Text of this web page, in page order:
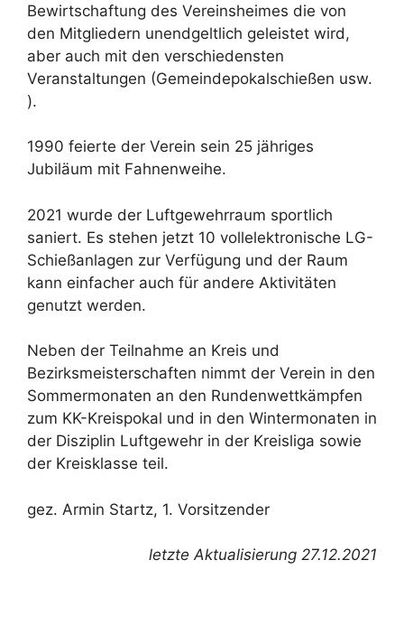
Bewirtschaftung des Vereinsheimes die von
den Mitgliedern unendgeltlich geleistet wird,
aber auch mit den verschiedensten
Veranstaltungen (Gemeindepokalschießen usw.
).
1990 feierte der Verein sein 25 jähriges
Jubiläum mit Fahnenweihe.
2021 wurde der Luftgewehrraum sportlich
saniert. Es stehen jetzt 10 vollelektronische LG-
Schießanlagen zur Verfügung und der Raum
kann einfacher auch für andere Aktivitäten
genutzt werden.
Neben der Teilnahme an Kreis und
Bezirksmeisterschaften nimmt der Verein in den
Sommermonaten an den Rundenwettkämpfen
zum KK-Kreispokal und in den Wintermonaten in
der Disziplin Luftgewehr in der Kreisliga sowie
der Kreisklasse teil.
gez. Armin Startz, 1. Vorsitzender
letzte Aktualisierung 27.12.2021